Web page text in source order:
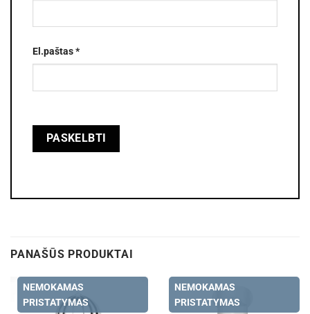
El.paštas*
PANAŠŪS PRODUKTAI
NEMOKAMAS
PRISTATYMAS
NEMOKAMAS
PRISTATYMAS